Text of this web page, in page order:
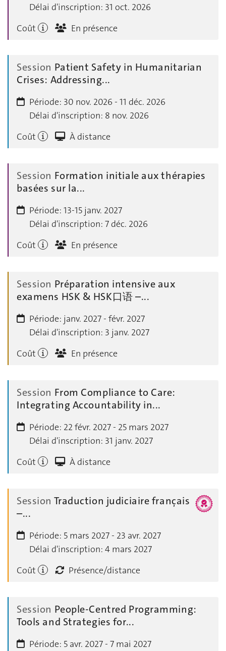
Délai d'inscription: 31 oct. 2026
Coût
En présence
Session Patient Safety in Humanitarian
Crises: Addressing...
Période: 30 nov. 2026 - 11 déc. 2026
Délai d'inscription: 8 nov. 2026
Coût
À distance
Session Formation initiale aux thérapies
basées sur la...
Période: 13-15 janv. 2027
Délai d'inscription: 7 déc. 2026
Coût
En présence
Session Préparation intensive aux
examens HSK & HSK口语 –...
Période: janv. 2027 - févr. 2027
Délai d'inscription: 3 janv. 2027
Coût
En présence
Session From Compliance to Care:
Integrating Accountability in...
Période: 22 févr. 2027 - 25 mars 2027
Délai d'inscription: 31 janv. 2027
Coût
À distance
Session Traduction judiciaire français
–...
Période: 5 mars 2027 - 23 avr. 2027
Délai d'inscription: 4 mars 2027
Coût
Présence/distance
Session People-Centred Programming:
Tools and Strategies for...
Période: 5 avr. 2027 - 7 mai 2027